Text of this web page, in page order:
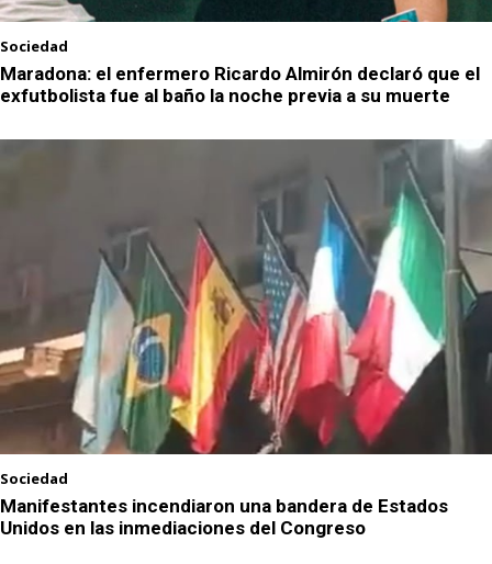
Sociedad
Maradona: el enfermero Ricardo Almirón declaró que el
exfutbolista fue al baño la noche previa a su muerte
Sociedad
Manifestantes incendiaron una bandera de Estados
Unidos en las inmediaciones del Congreso